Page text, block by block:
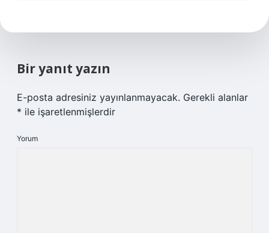
Bir yanıt yazın
E-posta adresiniz yayınlanmayacak. Gerekli alanlar
* ile işaretlenmişlerdir
Yorum